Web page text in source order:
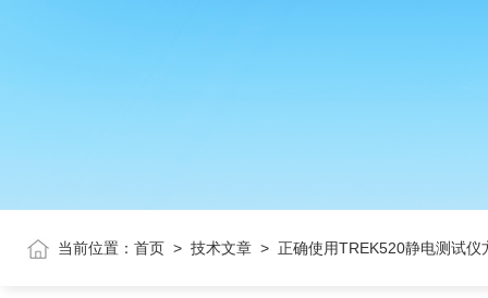
当前位置： 首页 > 技术文章 > 正确使用TREK520静电测试仪